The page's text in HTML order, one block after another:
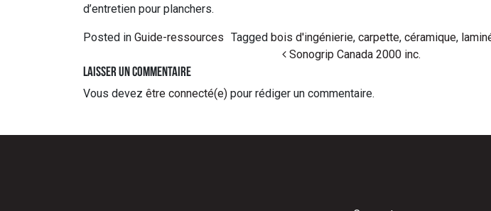
d’entretien pour planchers.
Posted in Guide-ressources Tagged bois d'ingénierie, carpette, céramique,
Sonogrip Canada 2000 inc.
Laisser un commentaire
Vous devez être connecté(e) pour rédiger un commentaire.